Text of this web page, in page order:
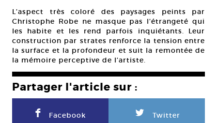
L’aspect très coloré des paysages peints par
Christophe Robe ne masque pas l’étrangeté qui
les habite et les rend parfois inquiétants. Leur
construction par strates renforce la tension entre
la surface et la profondeur et suit la remontée de
la mémoire perceptive de l’artiste.
Partager l'article sur :
F Facebook L Twitter